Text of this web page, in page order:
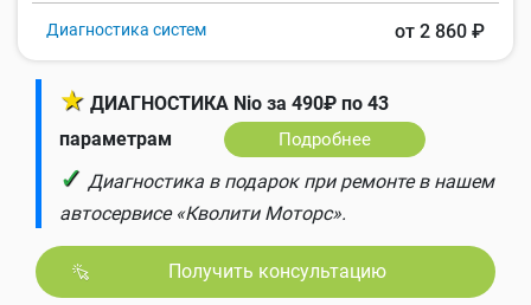
Диагностика систем от 2 860 ₽
★ ДИАГНОСТИКА Nio за 490₽ по 43
параметрам
Подробнее
✓ Диагностика в подарок при ремонте в нашем
автосервисе «Кволити Моторс».
Получить консультацию